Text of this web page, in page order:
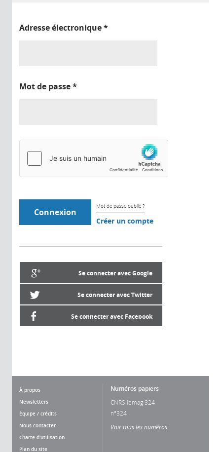
Adresse électronique*
Mot de passe*
Mot de passe oublié ?
Créer un compte
Se connecter avec Google
Se connecter avec Twitter
Se connecter avec Facebook
À propos
Newsletters
Équipe / crédits
Nous contacter
Charte d'utilisation
Plan du site
Numéros papiers
CNRS lemag 324
n°324
Voir tous les numéros